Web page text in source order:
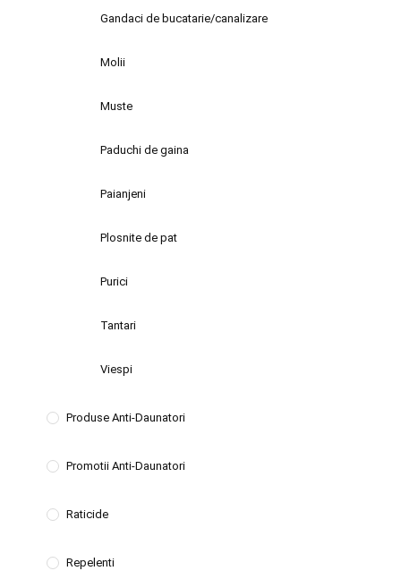
Gandaci de bucatarie/canalizare
Molii
Muste
Paduchi de gaina
Paianjeni
Plosnite de pat
Purici
Tantari
Viespi
Produse Anti-Daunatori
Promotii Anti-Daunatori
Raticide
Repelenti